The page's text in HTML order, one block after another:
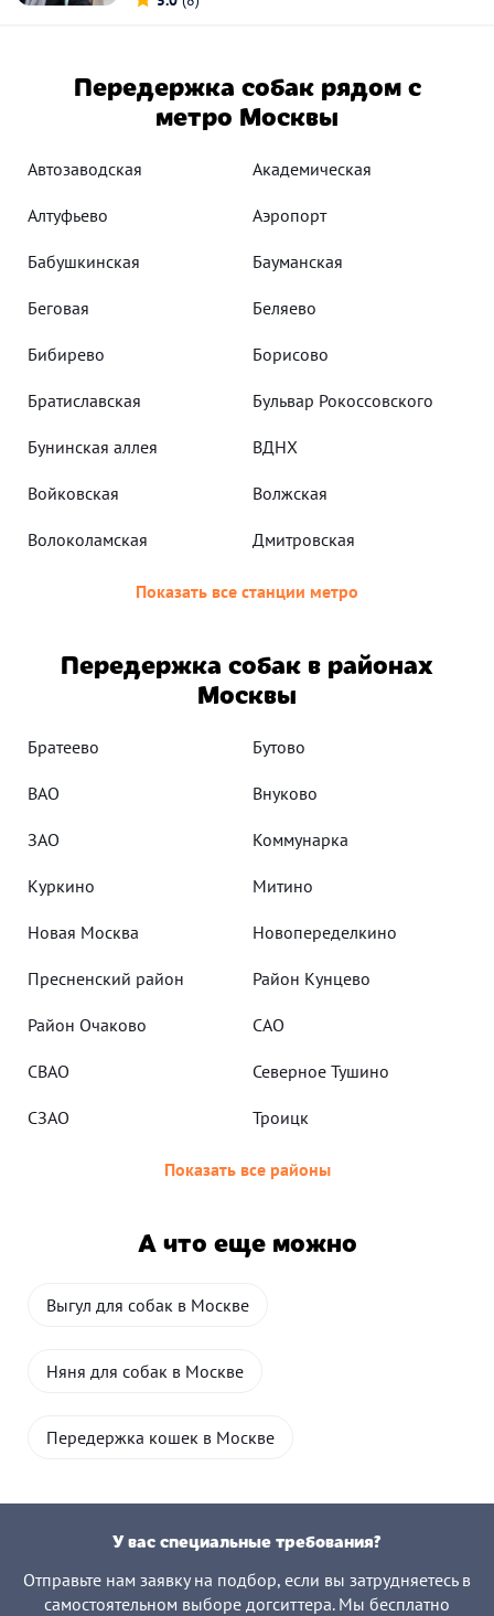
Передержка собак рядом с
метро Москвы
Автозаводская Академическая
Алтуфьево Аэропорт
Бабушкинская Бауманская
Беговая Беляево
Бибирево Борисово
Братиславская Бульвар Рокоссовского
Бунинская аллея ВДНХ
Войковская Волжская
Волоколамская Дмитровская
Показать все станции метро
Передержка собак в районах
Москвы
Братеево Бутово
ВАО Внуково
ЗАО Коммунарка
Куркино Митино
Новая Москва Новопеределкино
Пресненский район Район Кунцево
Район Очаково САО
СВАО Северное Тушино
СЗАО Троицк
Показать все районы
А что еще можно
Выгул для собак в Москве
Няня для собак в Москве
Передержка кошек в Москве
У вас специальные требования?
Отправьте нам заявку на подбор, если вы затрудняетесь в
самостоятельном выборе догситтера. Мы бесплатно